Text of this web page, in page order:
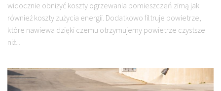
widocznie obniżyć koszty ogrzewania pomieszczeń zimą jak
również koszty zużycia energii. Dodatkowo filtruje powietrze,
które nawiewa dzięki czemu otrzymujemy powietrze czystsze
niż...